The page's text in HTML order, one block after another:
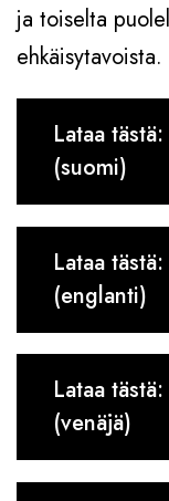
ja toiselta
ehkäisytavoista.
Lataa
(suomi)
Lataa
(englanti)
Lataa
(venäjä)